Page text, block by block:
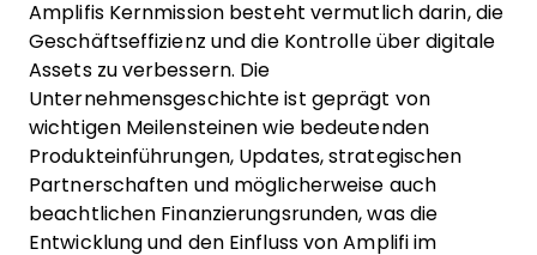
Amplifis Kernmission besteht vermutlich darin, die
Geschäftseffizienz und die Kontrolle über digitale
Assets zu verbessern. Die
Unternehmensgeschichte ist geprägt von
wichtigen Meilensteinen wie bedeutenden
Produkteinführungen, Updates, strategischen
Partnerschaften und möglicherweise auch
beachtlichen Finanzierungsrunden, was die
Entwicklung und den Einfluss von Amplifi im